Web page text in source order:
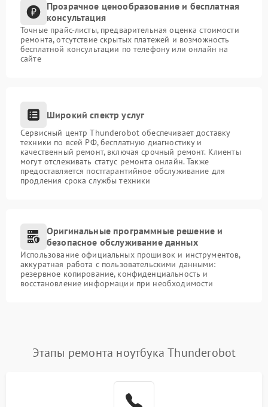
Прозрачное ценообразование и бесплатная
консультация
Точные прайс-листы, предварительная оценка стоимости
ремонта, отсутствие скрытых платежей и возможность
бесплатной консультации по телефону или онлайн на
сайте
Широкий спектр услуг
Сервисный центр Thunderobot обеспечивает доставку
техники по всей РФ, бесплатную диагностику и
качественный ремонт, включая срочный ремонт. Клиенты
могут отслеживать статус ремонта онлайн. Также
предоставляется постгарантийное обслуживание для
продления срока службы техники
Оригинальные программные решение и
безопасное обслуживание данных
Использование официальных прошивок и инструментов,
аккуратная работа с пользовательскими данными:
резервное копирование, конфиденциальность и
восстановление информации при необходимости
Этапы ремонта ноутбука Thunderobot